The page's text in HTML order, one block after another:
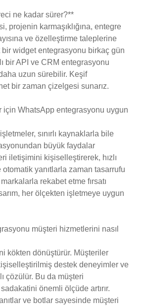
ne kadar sürer?**
projenin karmaşıklığına, entegre
ve özelleştirme taleplerine
widget entegrasyonu birkaç gün
bir API ve CRM entegrasyonu
uzun sürebilir. Keşif
bir zaman çizelgesi sunarız.
için WhatsApp entegrasyonu uygun
sınırlı kaynaklarla bile
büyük faydalar
iletişimini kişiselleştirerek, hızlı
yanıtlarla zaman tasarrufu
rekabet etme fırsatı
her ölçekten işletmeye uygun
müşteri hizmetlerini nasıl
kökten dönüştürür. Müşteriler
destek deneyimler ve
çözülür. Bu da müşteri
önemli ölçüde artırır.
ve botlar sayesinde müşteri